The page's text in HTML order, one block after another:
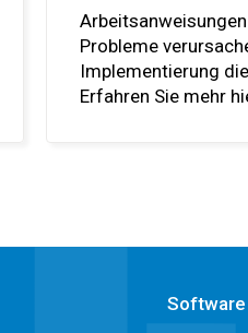
Probleme
Implementierung
Erfahren Sie mehr
Software